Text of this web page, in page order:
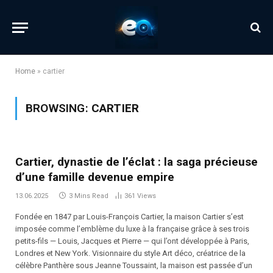
Home » cartier
BROWSING: CARTIER
Cartier, dynastie de l’éclat : la saga précieuse
d’une famille devenue empire
13.06.2025 3 Mins Read 361 Views
Fondée en 1847 par Louis-François Cartier, la maison Cartier s’est
imposée comme l’emblème du luxe à la française grâce à ses trois
petits-fils — Louis, Jacques et Pierre — qui l’ont développée à Paris,
Londres et New York. Visionnaire du style Art déco, créatrice de la
célèbre Panthère sous Jeanne Toussaint, la maison est passée d’un